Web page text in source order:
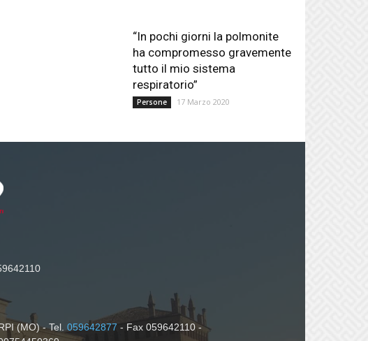
“In pochi giorni la polmonite
ha compromesso gravemente
tutto il mio sistema
respiratorio”
Persone 17 Marzo 2020
(MO) - Tel.059642877 - Fax 059642110 -